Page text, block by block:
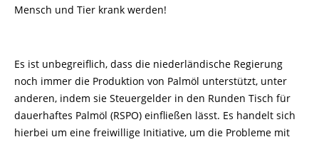
Mensch und Tier krank werden!
Es ist unbegreiflich, dass die niederländische Regierung
noch immer die Produktion von Palmöl unterstützt, unter
anderen, indem sie Steuergelder in den Runden Tisch für
dauerhaftes Palmöl (RSPO) einfließen lässt. Es handelt sich
hierbei um eine freiwillige Initiative, um die Probleme mit